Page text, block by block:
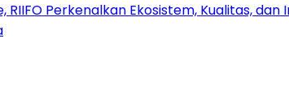
RIIFO Perkenalkan Ekosistem, Kualitas,